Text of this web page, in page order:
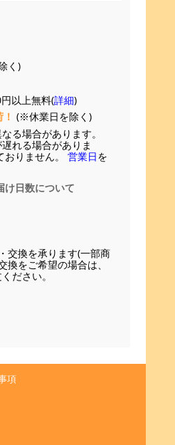
く)
以上無料(詳細)
(※休業日を除く)
る場合があります。
れる場合がありま
りません。 営業日を
け日数について
交換を承ります(一部商
換をご希望の場合は、
ださい。
項